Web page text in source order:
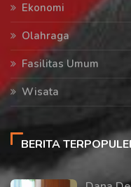
Ekonomi
Olahraga
Fasilitas Umum
Wisata
BERITA